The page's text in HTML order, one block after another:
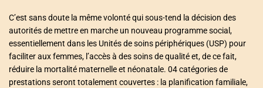
C’est sans doute la même volonté qui sous-tend la décision des
autorités de mettre en marche un nouveau programme social,
essentiellement dans les Unités de soins périphériques (USP) pour
faciliter aux femmes, l’accès à des soins de qualité et, de ce fait,
réduire la mortalité maternelle et néonatale. 04 catégories de
prestations seront totalement couvertes : la planification familiale,